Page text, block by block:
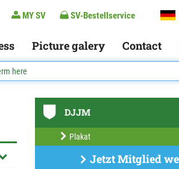
MY SV SV-Bestellservice
Picture galery Contact
DJJM
Plakat
Jetzt Mitglied